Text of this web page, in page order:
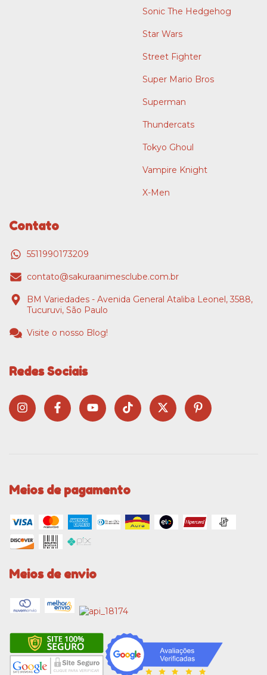
Sonic The Hedgehog
Star Wars
Street Fighter
Super Mario Bros
Superman
Thundercats
Tokyo Ghoul
Vampire Knight
X-Men
Contato
5511990173209
contato@sakuraanimesclube.com.br
BM Variedades - Avenida General Ataliba Leonel, 3588,
Tucuruvi, São Paulo
Visite o nosso Blog!
Redes Sociais
Meios de pagamento
Meios de envio